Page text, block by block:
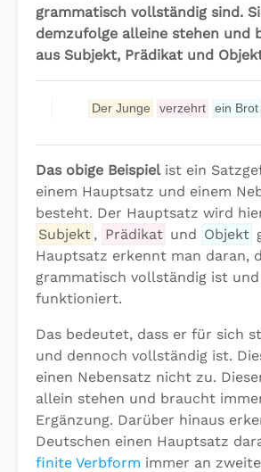
grammatisch vollständig sind.
demzufolge alleine stehen und
aus Subjekt, Prädikat und
Der Junge verzehrt ein Brot
Das obige Beispielist ein
einem Hauptsatz und einem
besteht. Der Hauptsatz wird
Subjekt , Prädikat und Objekt
Hauptsatz erkennt man daran,
grammatisch vollständig ist
funktioniert.
Das bedeutet, dass er für sich
und dennoch vollständig ist.
einen Nebensatz nicht zu.
allein stehen und braucht
Ergänzung. Darüber hinaus
Deutschen einen Hauptsatz
finite Verbform immer an